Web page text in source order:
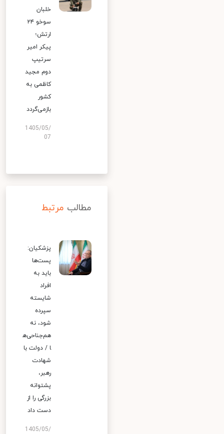
خلبان
سوخو ۲۴
ارتش؛
پیکر امیر
سرتیپ
دوم مجید
کاظمی به
کشور
بازمی‌گردد
1405/05/
07
مطالب مرتبط
پزشکیان:
پست‌ها
باید به
افراد
شایسته
سپرده
شود، نه
هم‌جناحی‌ه
ا / دولت با
شهادت
رهبر،
پشتوانه
بزرگی را از
دست داد
1405/05/